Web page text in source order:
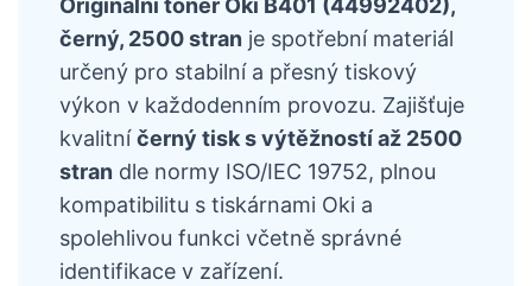
Originální toner Oki B401 (44992402),
černý, 2500 stran je spotřební materiál
určený pro stabilní a přesný tiskový
výkon v každodenním provozu. Zajišťuje
kvalitníčerný tisk s výtěžností až 2500
stran dle normy ISO/IEC 19752, plnou
kompatibilitu s tiskárnami Oki a
spolehlivou funkci včetně správné
identifikace v zařízení.